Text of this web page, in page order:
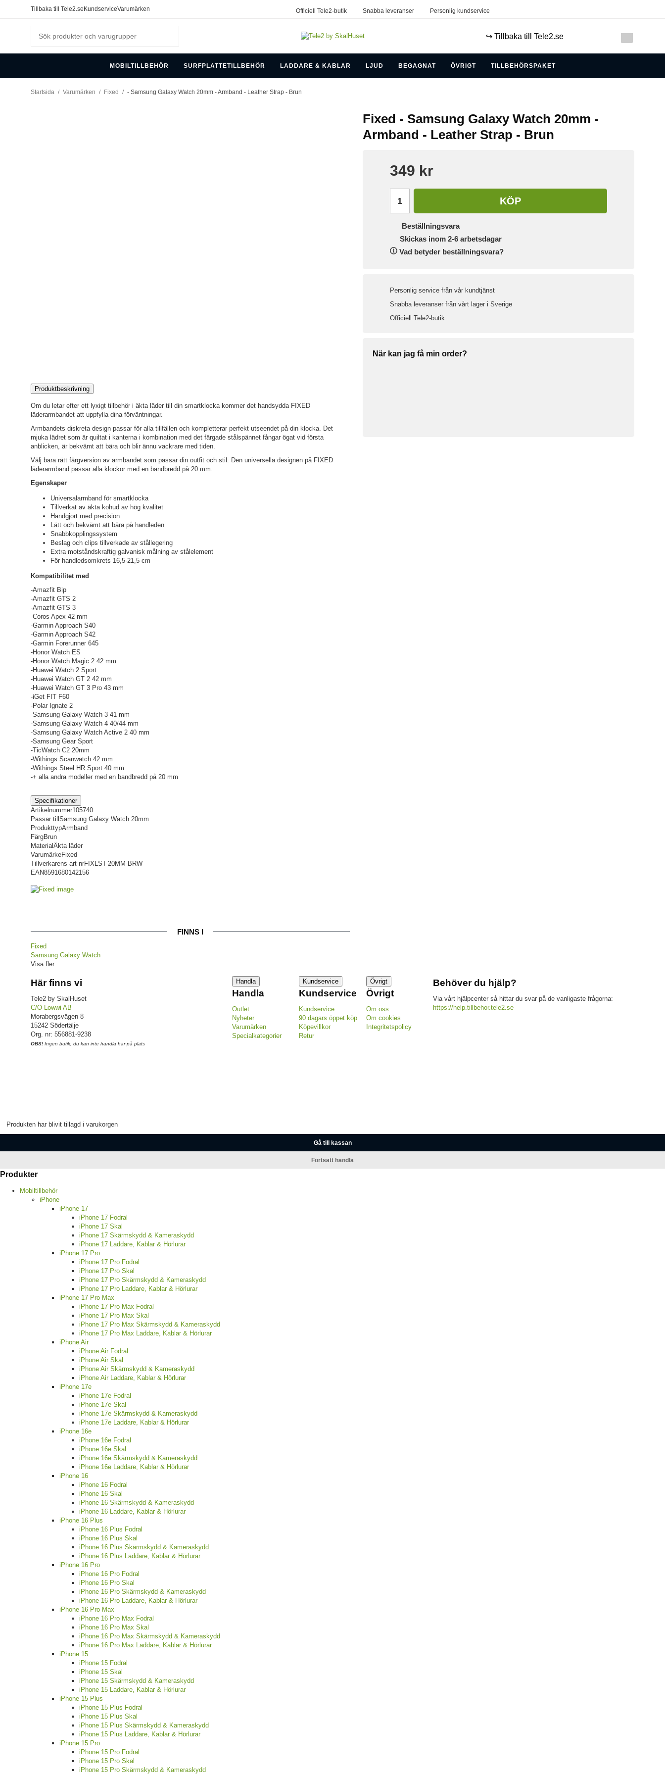
Tillbaka till Tele2.se KundserviceVarumärken Officiell Tele2-butik Snabba leveranser Personlig kundservice
↪️ Tillbaka till Tele2.se
MOBILTILLBEHÖR SURFPLATTETILLBEHÖR LADDARE & KABLAR LJUD BEGAGNAT ÖVRIGT TILLBEHÖRSPAKET
Startsida / Varumärken / Fixed / - Samsung Galaxy Watch 20mm - Armband - Leather Strap - Brun
Fixed - Samsung Galaxy Watch 20mm -
Armband - Leather Strap - Brun
349 kr
KÖP
Beställningsvara
Skickas inom 2-6 arbetsdagar
Vad betyder beställningsvara?
Personlig service från vår kundtjänst
Snabba leveranser från vårt lager i Sverige
Officiell Tele2-butik
När kan jag få min order?
Produktbeskrivning
Om du letar efter ett lyxigt tillbehör i äkta läder till din smartklocka kommer det handsydda FIXED
läderarmbandet att uppfylla dina förväntningar.
Armbandets diskreta design passar för alla tillfällen och kompletterar perfekt utseendet på din klocka. Det
mjuka lädret som är quiltat i kanterna i kombination med det färgade stålspännet fångar ögat vid första
anblicken, är bekvämt att bära och blir ännu vackrare med tiden.
Välj bara rätt färgversion av armbandet som passar din outfit och stil. Den universella designen på FIXED
läderarmband passar alla klockor med en bandbredd på 20 mm.
Egenskaper
Universalarmband för smartklocka
Tillverkat av äkta kohud av hög kvalitet
Handgjort med precision
Lätt och bekvämt att bära på handleden
Snabbkopplingssystem
Beslag och clips tillverkade av stållegering
Extra motståndskraftig galvanisk målning av stålelement
För handledsomkrets 16,5-21,5 cm
Kompatibilitet med
-Amazfit Bip
-Amazfit GTS 2
-Amazfit GTS 3
-Coros Apex 42 mm
-Garmin Approach S40
-Garmin Approach S42
-Garmin Forerunner 645
-Honor Watch ES
-Honor Watch Magic 2 42 mm
-Huawei Watch 2 Sport
-Huawei Watch GT 2 42 mm
-Huawei Watch GT 3 Pro 43 mm
-iGet FIT F60
-Polar Ignate 2
-Samsung Galaxy Watch 3 41 mm
-Samsung Galaxy Watch 4 40/44 mm
-Samsung Galaxy Watch Active 2 40 mm
-Samsung Gear Sport
-TicWatch C2 20mm
-Withings Scanwatch 42 mm
-Withings Steel HR Sport 40 mm
-+ alla andra modeller med en bandbredd på 20 mm
Specifikationer
Artikelnummer105740
Passar till Samsung Galaxy Watch 20mm
ProdukttypArmband
FärgBrun
MaterialÄkta läder
VarumärkeFixed
Tillverkarens art nrFIXLST-20MM-BRW
EAN8591680142156
FINNS I
Fixed
Samsung Galaxy Watch
Visa fler
Här finns vi
Tele2 by SkalHuset
C/O Lowwi AB
Morabergsvägen 8
15242 Södertälje
Org. nr: 556881-9238
OBS! Ingen butik, du kan inte handla här på plats
Handla
Handla
Outlet
Nyheter
Varumärken
Specialkategorier
Kundservice
Kundservice
Kundservice
90 dagars öppet köp
Köpevillkor
Retur
Övrigt
Övrigt
Om oss
Om cookies
Integritetspolicy
Behöver du hjälp?
Via vårt hjälpcenter så hittar du svar på de vanligaste frågorna:
https://help.tillbehor.tele2.se
Produkten har blivit tillagd i varukorgen
Gå till kassan
Fortsätt handla
Produkter
Mobiltillbehör
iPhone
iPhone 17
iPhone 17 Fodral
iPhone 17 Skal
iPhone 17 Skärmskydd & Kameraskydd
iPhone 17 Laddare, Kablar & Hörlurar
iPhone 17 Pro
iPhone 17 Pro Fodral
iPhone 17 Pro Skal
iPhone 17 Pro Skärmskydd & Kameraskydd
iPhone 17 Pro Laddare, Kablar & Hörlurar
iPhone 17 Pro Max
iPhone 17 Pro Max Fodral
iPhone 17 Pro Max Skal
iPhone 17 Pro Max Skärmskydd & Kameraskydd
iPhone 17 Pro Max Laddare, Kablar & Hörlurar
iPhone Air
iPhone Air Fodral
iPhone Air Skal
iPhone Air Skärmskydd & Kameraskydd
iPhone Air Laddare, Kablar & Hörlurar
iPhone 17e
iPhone 17e Fodral
iPhone 17e Skal
iPhone 17e Skärmskydd & Kameraskydd
iPhone 17e Laddare, Kablar & Hörlurar
iPhone 16e
iPhone 16e Fodral
iPhone 16e Skal
iPhone 16e Skärmskydd & Kameraskydd
iPhone 16e Laddare, Kablar & Hörlurar
iPhone 16
iPhone 16 Fodral
iPhone 16 Skal
iPhone 16 Skärmskydd & Kameraskydd
iPhone 16 Laddare, Kablar & Hörlurar
iPhone 16 Plus
iPhone 16 Plus Fodral
iPhone 16 Plus Skal
iPhone 16 Plus Skärmskydd & Kameraskydd
iPhone 16 Plus Laddare, Kablar & Hörlurar
iPhone 16 Pro
iPhone 16 Pro Fodral
iPhone 16 Pro Skal
iPhone 16 Pro Skärmskydd & Kameraskydd
iPhone 16 Pro Laddare, Kablar & Hörlurar
iPhone 16 Pro Max
iPhone 16 Pro Max Fodral
iPhone 16 Pro Max Skal
iPhone 16 Pro Max Skärmskydd & Kameraskydd
iPhone 16 Pro Max Laddare, Kablar & Hörlurar
iPhone 15
iPhone 15 Fodral
iPhone 15 Skal
iPhone 15 Skärmskydd & Kameraskydd
iPhone 15 Laddare, Kablar & Hörlurar
iPhone 15 Plus
iPhone 15 Plus Fodral
iPhone 15 Plus Skal
iPhone 15 Plus Skärmskydd & Kameraskydd
iPhone 15 Plus Laddare, Kablar & Hörlurar
iPhone 15 Pro
iPhone 15 Pro Fodral
iPhone 15 Pro Skal
iPhone 15 Pro Skärmskydd & Kameraskydd